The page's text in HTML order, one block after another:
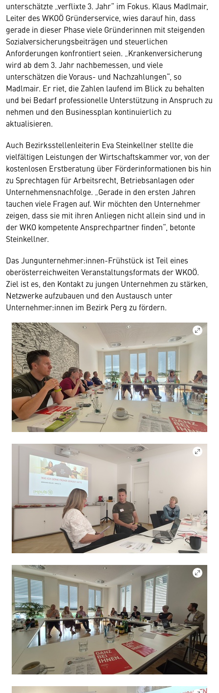
unterschätzte „verflixte 3. Jahr“ im Fokus. Klaus Madlmair,
Leiter des WKOÖ Gründerservice, wies darauf hin, dass
gerade in dieser Phase viele Gründerinnen mit steigenden
Sozialversicherungsbeiträgen und steuerlichen
Anforderungen konfrontiert seien. „Krankenversicherung
wird ab dem 3. Jahr nachbemessen, und viele
unterschätzen die Voraus- und Nachzahlungen“, so
Madlmair. Er riet, die Zahlen laufend im Blick zu behalten
und bei Bedarf professionelle Unterstützung in Anspruch zu
nehmen und den Businessplan kontinuierlich zu
aktualisieren.
Auch Bezirksstellenleiterin Eva Steinkellner stellte die
vielfältigen Leistungen der Wirtschaftskammer vor, von der
kostenlosen Erstberatung über Förderinformationen bis hin
zu Sprechtagen für Arbeitsrecht, Betriebsanlagen oder
Unternehmensnachfolge. „Gerade in den ersten Jahren
tauchen viele Fragen auf. Wir möchten den Unternehmer
zeigen, dass sie mit ihren Anliegen nicht allein sind und in
der WKO kompetente Ansprechpartner finden“, betonte
Steinkellner.
Das Jungunternehmer:innen-Frühstück ist Teil eines
oberösterreichweiten Veranstaltungsformats der WKOÖ.
Ziel ist es, den Kontakt zu jungen Unternehmen zu stärken,
Netzwerke aufzubauen und den Austausch unter
Unternehmer:innen im Bezirk Perg zu fördern.